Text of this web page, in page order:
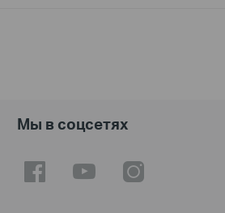
Мы в соцсетях